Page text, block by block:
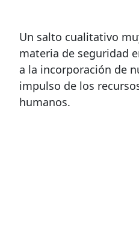
Un salto cualitativo
materia de seguridad
a la incorporación de
impulso de los
humanos.